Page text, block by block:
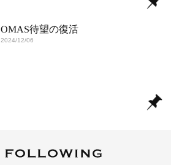
OMAS待望の復活
2024/12/06